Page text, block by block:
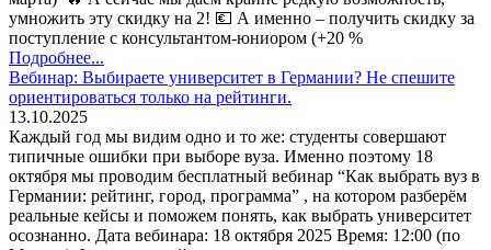
умножить эту скидку на 2! 💶 А именно – получить скидку за
поступление с консультантом-юниором (+20 %
Подробнее...
Вебинар: Выбираете университет в Германии? Не спешите
ориентироваться только на рейтинги.
13.10.2025
Каждый год мы видим одно и то же: студенты совершают
типичные ошибки при выборе вуза. Именно поэтому 18
октября мы проводим бесплатный вебинар “Как выбрать вуз в
Германии: рейтинг, город, программа” , на котором разберём
реальные кейсы и поможем понять, как выбрать университет
осознанно. Дата вебинара: 18 октября 2025 Время: 12:00 (по